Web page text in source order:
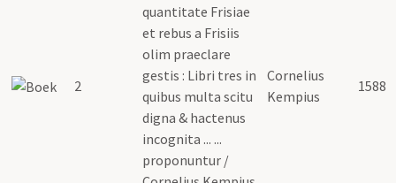
2
quantitate Frisiae
et rebus a Frisiis
olim praeclare
gestis : Libri tres in
quibus multa scitu
digna & hactenus
incognita ... ...
proponuntur /
Cornelius
Kempius
1588